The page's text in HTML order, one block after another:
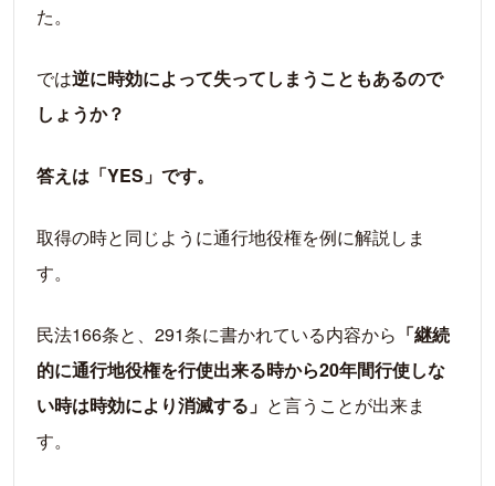
た。
では逆に時効によって失ってしまうこともあるので
しょうか？
答えは「YES」です。
取得の時と同じように通行地役権を例に解説しま
す。
民法166条と、291条に書かれている内容から 「継続
的に通行地役権を行使出来る時から20年間行使しな
い時は時効により消滅する」 と言うことが出来ま
す。